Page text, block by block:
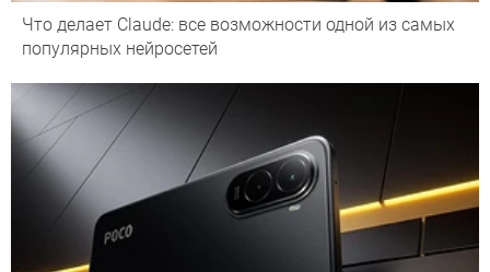
Что делает Сlaude: все возможности одной из самых
популярных нейросетей